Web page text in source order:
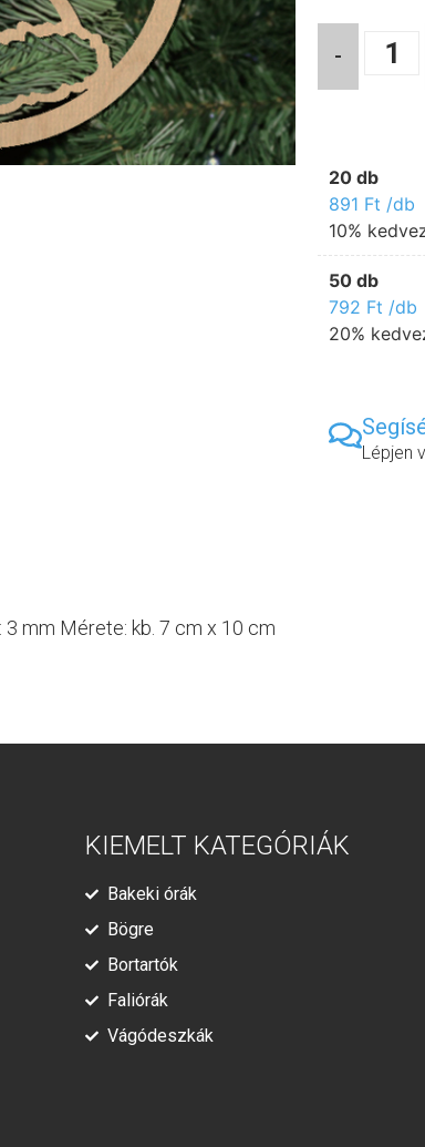
-
20 db
891 Ft /db
10%
50 db
792 Ft /db
20%
Lépjen
mm Mérete: kb. 7 cm x 10 cm
KIEMELT KATEGÓRIÁK
Bakeki órák
Bögre
Bortartók
Faliórák
Vágódeszkák